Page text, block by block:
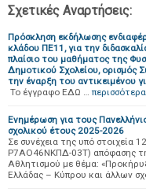
Σχετικές Αναρτήσεις:
Πρόσκληση εκδήλωσης
κλάδου ΠΕ11, για την
πλαίσιο του μαθήματος της
Δημοτικού Σχολείου, ορισμός
την έναρξη του αντικειμένου
Το έγγραφο ΕΔΩ … περισσότερα
Ενημέρωση για τους
σχολικού έτους 2025-2026
Σε συνέχεια της υπό
Ρ7ΑΟ46ΝΚΠΔ-03Τ) απόφασης
Αθλητισμού με θέμα:
Ελλάδας – Κύπρου και άλλων